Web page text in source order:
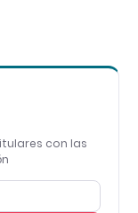
con las